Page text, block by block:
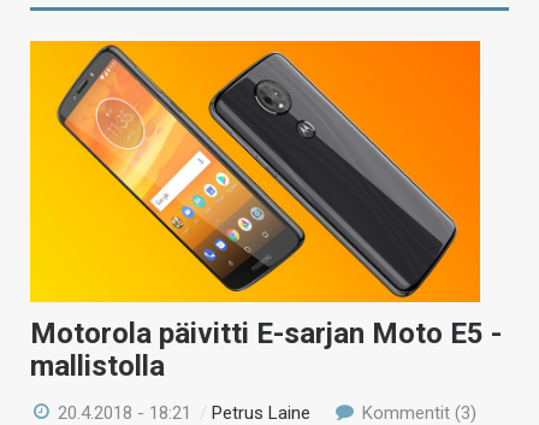
Motorola päivitti E-sarjan Moto E5 -
mallistolla
20.4.2018 - 18:21 /Petrus Laine Kommentit (3)